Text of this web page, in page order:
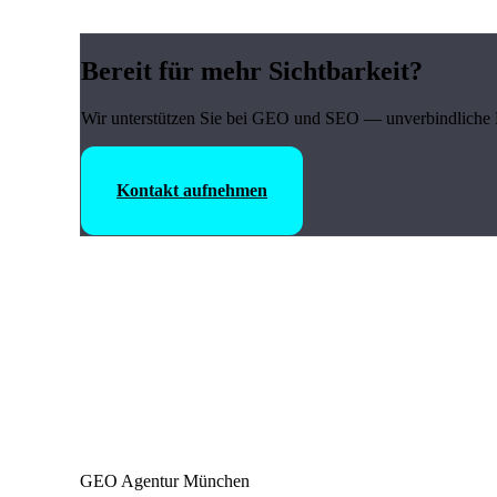
Bereit für mehr Sichtbarkeit?
Wir unterstützen Sie bei GEO und SEO — unverbindliche
Kontakt aufnehmen
GEO Agentur München